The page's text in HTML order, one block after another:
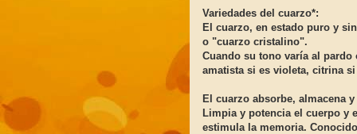
Variedades del cuarzo*:
El cuarzo, en estado puro y
o "cuarzo cristalino".
Cuando su tono varía al
amatista si es violeta, citrina
El cuarzo absorbe, almacena
Limpia y potencia el cuerpo y
estimula la memoria.